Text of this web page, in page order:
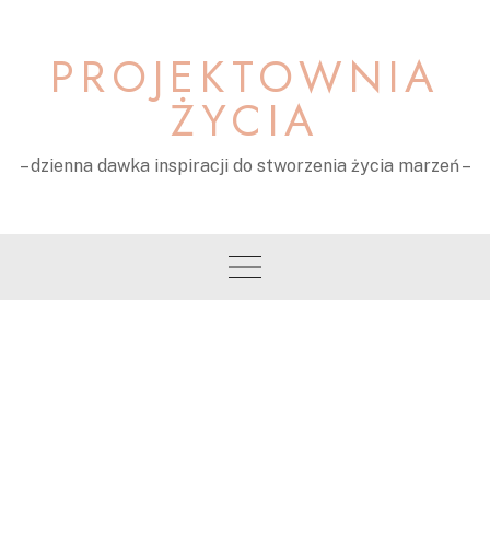
contentPROJEKTOWNIA
ŻYCIA
– dzienna dawka inspiracji do stworzenia życia marzeń –